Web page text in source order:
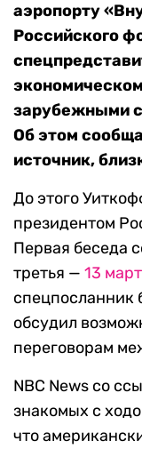
аэропорту
Российского
зарубежными
Об этом
источник,
До этого
президентом
Первая беседа
третья — 13
спецпосланник
обсудил
переговорам
NBC News со
знакомых с
что